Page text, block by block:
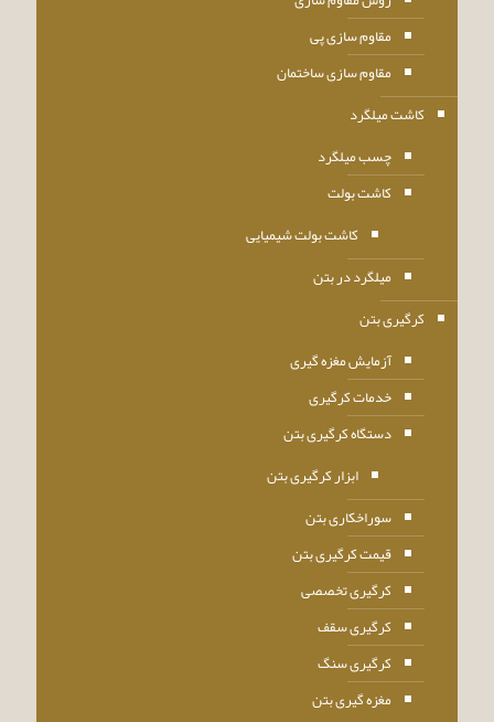
مقاوم سازی پی
مقاوم سازی ساختمان
کاشت میلگرد
چسب میلگرد
کاشت بولت
کاشت بولت شیمیایی
میلگرد در بتن
کرگیری بتن
آزمایش مغزه گیری
خدمات کرگیری
دستگاه کرگیری بتن
ابزار کرگیری بتن
سوراخکاری بتن
قیمت کرگیری بتن
کرگیری تخصصی
کرگیری سقف
کرگیری سنگ
مغزه گیری بتن